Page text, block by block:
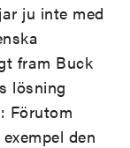
ju inte med
fram Buck
lösning
Förutom
den